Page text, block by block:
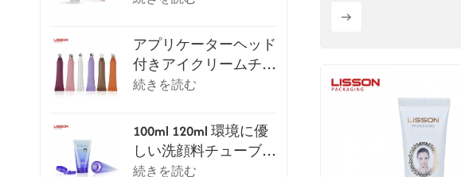
アプリケーターヘッド
付きアイクリームチュ
ーブパッケージシリー
続きを読む
100ml 120ml 環境に優
しい洗顔料チューブ
（フリップトップキャ
続きを読む